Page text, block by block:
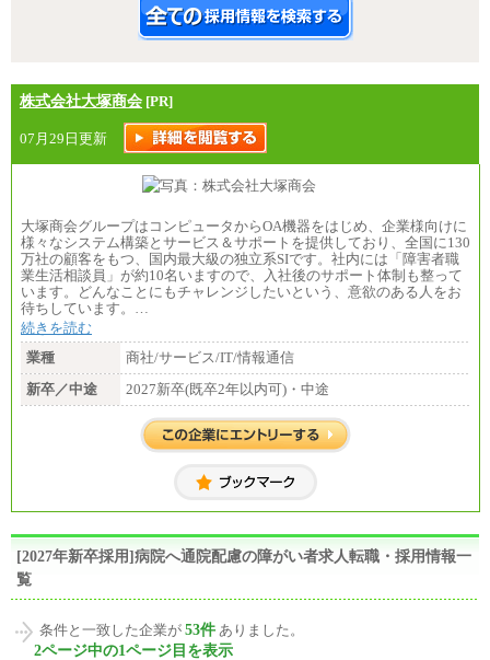
株式会社大塚商会 [PR]
07月29日更新
大塚商会グループはコンピュータからOA機器をはじめ、企業様向けに
様々なシステム構築とサービス＆サポートを提供しており、全国に130
万社の顧客をもつ、国内最大級の独立系SIです。社内には「障害者職
業生活相談員」が約10名いますので、入社後のサポート体制も整って
います。どんなことにもチャレンジしたいという、意欲のある人をお
待ちしています。…
続きを読む
業種
商社/サービス/IT/情報通信
新卒／中途
2027新卒(既卒2年以内可)・中途
[2027年新卒採用]病院へ通院配慮の障がい者求人転職・採用情報一
覧
条件と一致した企業が 53件 ありました。
2ページ中の1ページ目を表示